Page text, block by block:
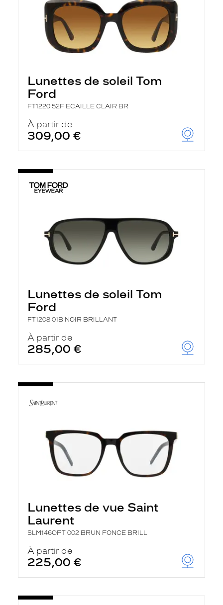
Lunettes de soleil Tom
Ford
FT1220 52F ECAILLE CLAIR BR
À partir de
309,00 €
Lunettes de soleil Tom
Ford
FT1208 01B NOIR BRILLANT
À partir de
285,00 €
Lunettes de vue Saint
Laurent
SLM146OPT 002 BRUN FONCE BRILL
À partir de
225,00 €